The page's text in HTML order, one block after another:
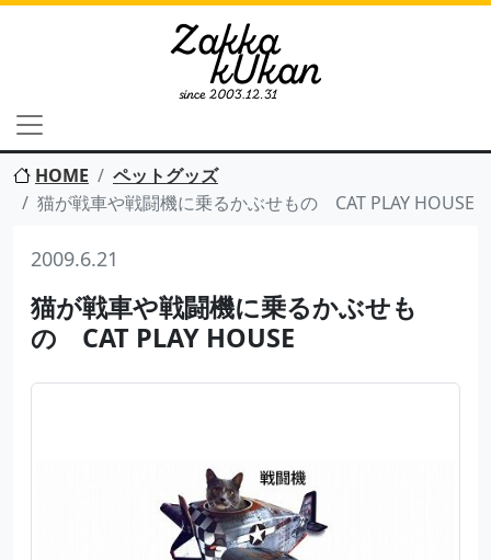
HOME
ペットグッズ
猫が戦車や戦闘機に乗るかぶせもの CAT PLAY HOUSE
2009.6.21
猫が戦車や戦闘機に乗るかぶせも
の CAT PLAY HOUSE